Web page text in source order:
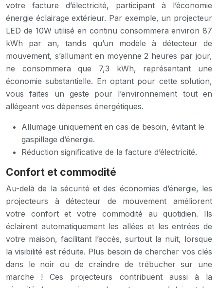
votre facture d’électricité, participant à l’économie
énergie éclairage extérieur. Par exemple, un projecteur
LED de 10W utilisé en continu consommera environ 87
kWh par an, tandis qu’un modèle à détecteur de
mouvement, s’allumant en moyenne 2 heures par jour,
ne consommera que 7,3 kWh, représentant une
économie substantielle. En optant pour cette solution,
vous faites un geste pour l’environnement tout en
allégeant vos dépenses énergétiques.
Allumage uniquement en cas de besoin, évitant le
gaspillage d’énergie.
Réduction significative de la facture d’électricité.
Confort et commodité
Au-delà de la sécurité et des économies d’énergie, les
projecteurs à détecteur de mouvement améliorent
votre confort et votre commodité au quotidien. Ils
éclairent automatiquement les allées et les entrées de
votre maison, facilitant l’accès, surtout la nuit, lorsque
la visibilité est réduite. Plus besoin de chercher vos clés
dans le noir ou de craindre de trébucher sur une
marche ! Ces projecteurs contribuent aussi à la